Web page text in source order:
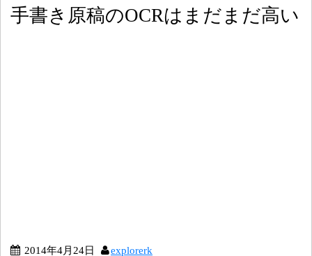
手書き原稿のOCRはまだまだ高い
2014年4月24日 explorerk